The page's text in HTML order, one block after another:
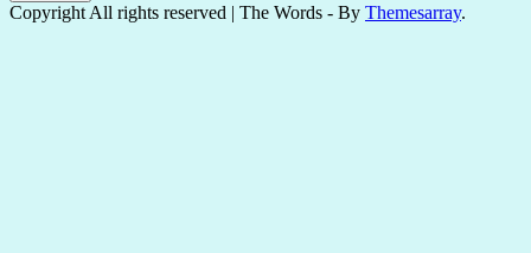
Copyright All rights reserved | The Words - By Themesarray.